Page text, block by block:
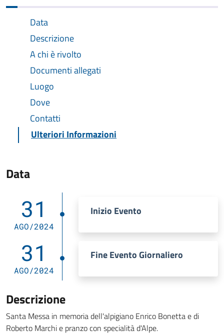
Data
Descrizione
A chi è rivolto
Documenti allegati
Luogo
Dove
Contatti
Ulteriori Informazioni
Data
31
AGO/2024
Inizio Evento
31
AGO/2024
Fine Evento Giornaliero
Descrizione
Santa Messa in memoria dell'alpigiano Enrico Bonetta e di
Roberto Marchi e pranzo con specialità d'Alpe.